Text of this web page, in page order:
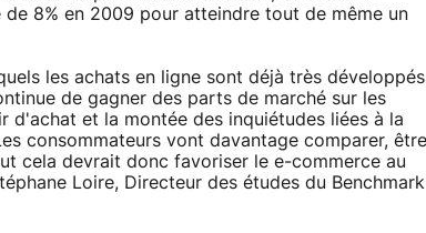
8% en 2009 pour atteindre tout de même un
les achats en ligne sont déjà très développés
de gagner des parts de marché sur les
d'achat et la montée des inquiétudes liées à la
consommateurs vont davantage comparer, être
cela devrait donc favoriser le e-commerce au
Loire, Directeur des études du Benchmark